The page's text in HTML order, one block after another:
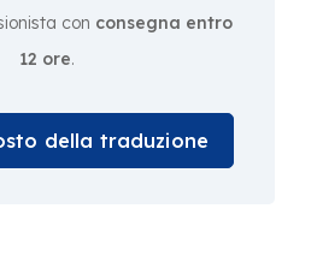
con consegna entro
12 ore.
della traduzione